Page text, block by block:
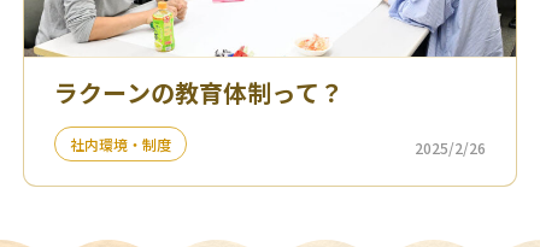
ラクーンの教育体制って？
社内環境・制度 2025/2/26